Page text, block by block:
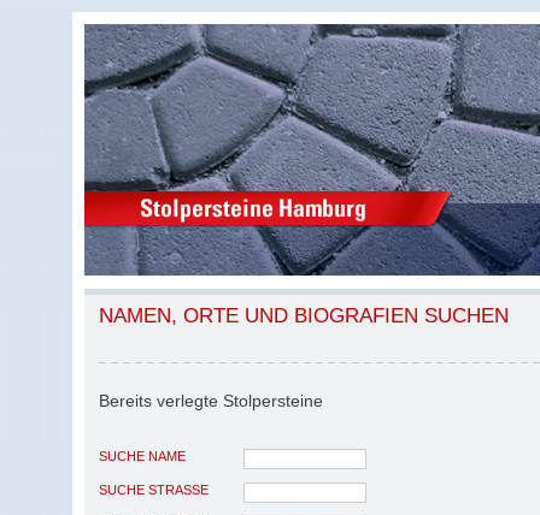
NAMEN, ORTE UND BIOGRAFIEN SUCHEN
Bereits verlegte Stolpersteine
SUCHE NAME
SUCHE STRASSE